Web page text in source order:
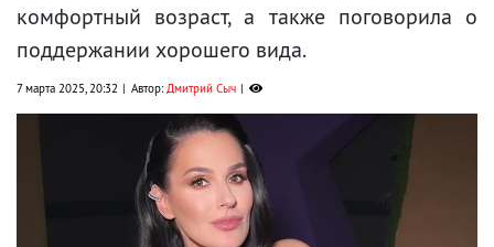
комфортный возраст, а также поговорила о
поддержании хорошего вида.
7 марта 2025, 20:32 Автор:Дмитрий Сыч